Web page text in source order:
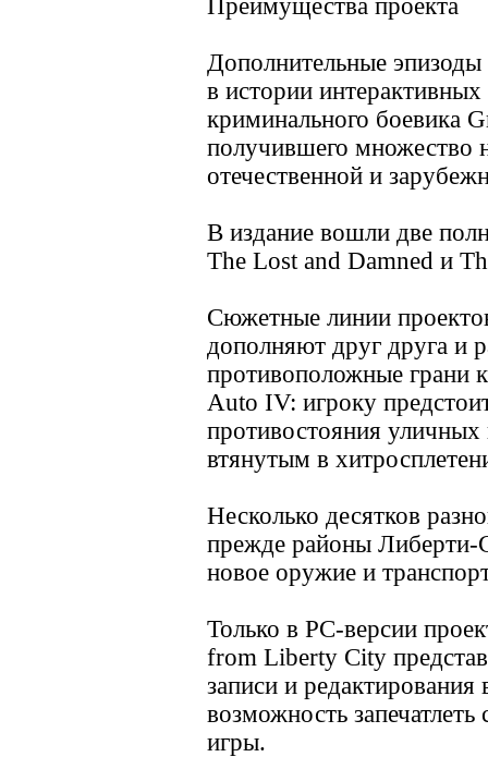
Преимущества проекта
Дополнительные
в истории интерактивных
криминального боевика
получившего множество
отечественной и
В издание вошли две
The Lost and Damned и
Сюжетные линии
дополняют друг друга и
противоположные грани
Auto IV: игроку
противостояния уличных
втянутым в
Несколько десятков
прежде районы Либерти-
новое оружие и
Только в PC-версии
from Liberty City
записи и редактирования
возможность
игры.